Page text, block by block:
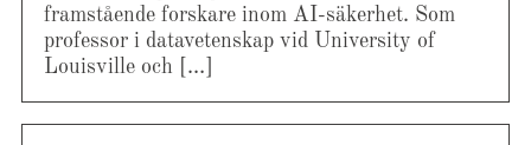
framstående forskare inom AI-säkerhet. Som
professor i datavetenskap vid University of
Louisville och […]